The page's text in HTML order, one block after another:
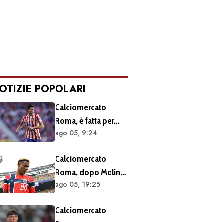
POPOLARI
Calciomercato
Roma, è fatta per
Molina: atteso
ago 05, 9:24
Calciomercato
Roma, dopo Molina
si accelera sugli
prossimi obiettivi
ago 05, 19:25
Calciomercato